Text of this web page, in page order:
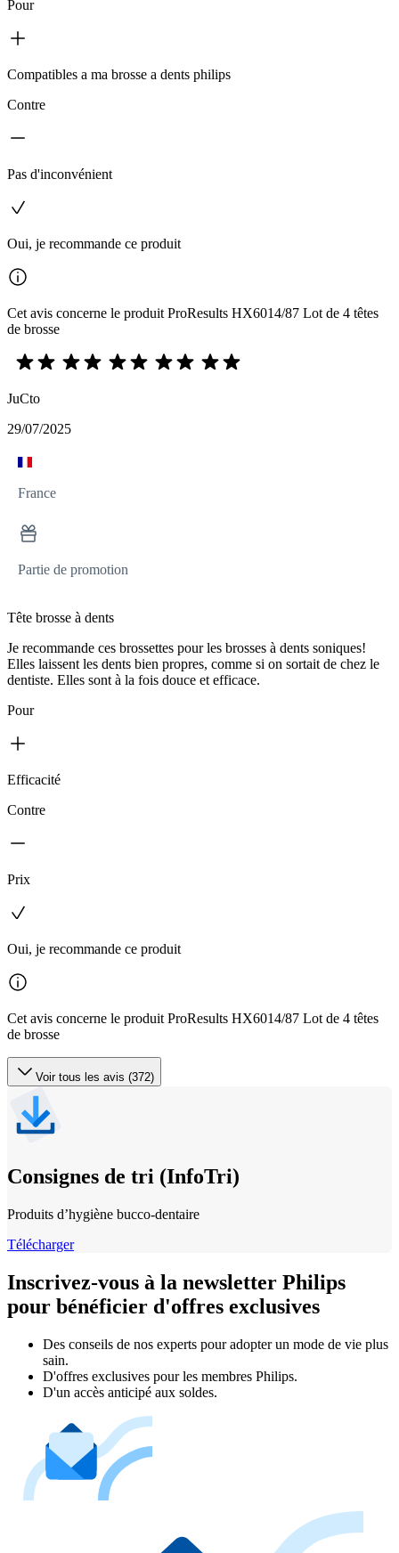
Pour
Compatibles a ma brosse a dents philips
Contre
Pas d'inconvénient
Oui, je recommande ce produit
Cet avis concerne le produit ProResults HX6014/87 Lot de 4 têtes
de brosse
JuCto
29/07/2025
France
Partie de promotion
Tête brosse à dents
Je recommande ces brossettes pour les brosses à dents soniques!
Elles laissent les dents bien propres, comme si on sortait de chez le
dentiste. Elles sont à la fois douce et efficace.
Pour
Efficacité
Contre
Prix
Oui, je recommande ce produit
Cet avis concerne le produit ProResults HX6014/87 Lot de 4 têtes
de brosse
Voir tous les avis (372)
Consignes de tri (InfoTri)
Produits d’hygiène bucco‐dentaire
Télécharger
Inscrivez-vous à la newsletter Philips
pour bénéficier d'offres exclusives
Des conseils de nos experts pour adopter un mode de vie plus
sain.
D'offres exclusives pour les membres Philips.
D'un accès anticipé aux soldes.